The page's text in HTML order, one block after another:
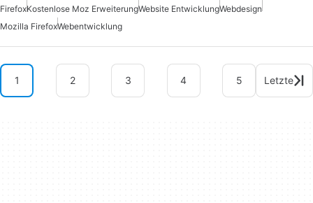
FirefoxKostenlose Moz ErweiterungWebsite EntwicklungWebdesign
Mozilla FirefoxWebentwicklung
1 2 3 4 5 Letzte